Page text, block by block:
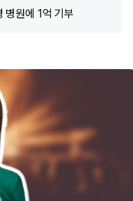
병원에 1억 기부